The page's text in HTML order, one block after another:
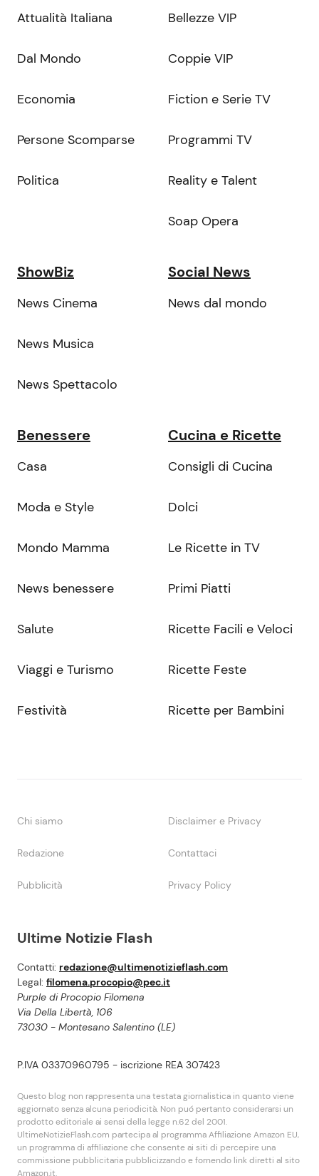
Ultime Notizie Flash
Contatti: redazione@ultimenotizieflash.com
Legal: filomena.procopio@pec.it
Purple di Procopio Filomena
Via Della Libertà, 106
73030 - Montesano Salentino (LE)
P.IVA 03370960795 - iscrizione REA 307423
Questo blog non rappresenta una testata giornalistica in quanto viene
aggiornato senza alcuna periodicità. Non puó pertanto considerarsi un
prodotto editoriale ai sensi della legge n.62 del 2001.
UltimeNotizieFlash.com partecipa al programma Affiliazione Amazon EU,
un programma di affiliazione che consente ai siti di percepire una
commissione pubblicitaria pubblicizzando e fornendo link diretti al sito
Amazon.it.
Attualità Italiana
Dal Mondo
Economia
Persone Scomparse
Politica
Bellezze VIP
Coppie VIP
Fiction e Serie TV
Programmi TV
Reality e Talent
Soap Opera
ShowBiz
News Cinema
News Musica
News Spettacolo
Social News
News dal mondo
Benessere
Casa
Moda e Style
Mondo Mamma
News benessere
Salute
Viaggi e Turismo
Festività
Cucina e Ricette
Consigli di Cucina
Dolci
Le Ricette in TV
Primi Piatti
Ricette Facili e Veloci
Ricette Feste
Ricette per Bambini
Chi siamo Disclaimer e Privacy
Redazione Contattaci
Pubblicità Privacy Policy